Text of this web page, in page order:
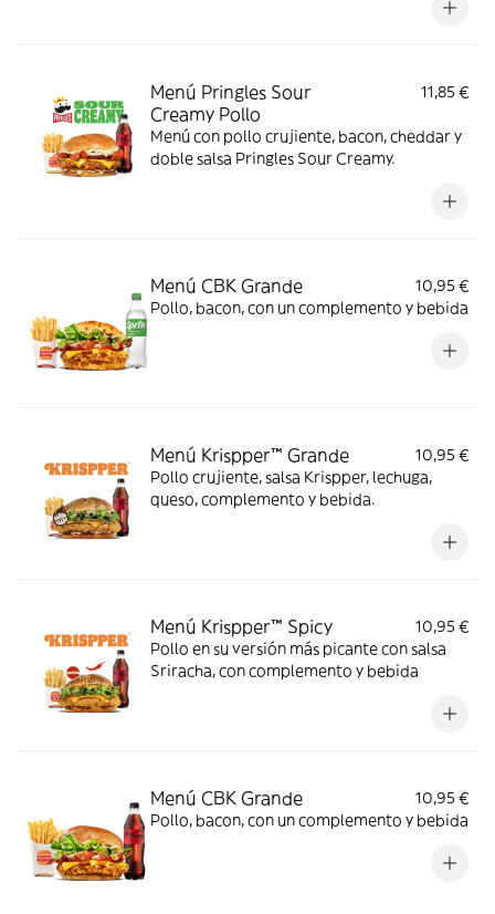
Menú Pringles Sour
Creamy Pollo
11,85 €
Menú con pollo crujiente, bacon, cheddar y
doble salsa Pringles Sour Creamy.
Menú CBK Grande
10,95 €
Pollo, bacon, con un complemento y bebida
Menú Krispper™ Grande
10,95 €
Pollo crujiente, salsa Krispper, lechuga,
queso, complemento y bebida.
Menú Krispper™ Spicy
10,95 €
Pollo en su versión más picante con salsa
Sriracha, con complemento y bebida
Menú CBK Grande
10,95 €
Pollo, bacon, con un complemento y bebida